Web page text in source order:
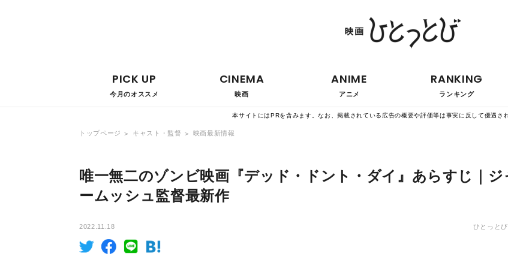
PICK UP
今月のオススメ
CINEMA
映画
ANIME
アニメ
RANKING
ランキング
本サイトにはPRを含みます。なお、掲載されている広告の概要や評価等は事実に反して優遇さ
トップページ キャスト・監督 映画最新情報
唯一無二のゾンビ映画『デッド・ドント・ダイ』あらすじ｜ジ
ームッシュ監督最新作
2022.11.18 ひとっと